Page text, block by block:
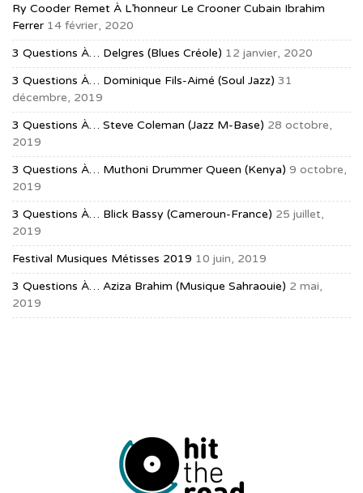
Ry Cooder Remet À L’honneur Le Crooner Cubain Ibrahim
Ferrer 14 février, 2020
3 Questions À… Delgres (blues Créole) 12 janvier, 2020
3 Questions À… Dominique Fils-Aimé (soul Jazz) 31
décembre, 2019
3 Questions À… Steve Coleman (jazz M-Base) 28 octobre,
2019
3 Questions À… Muthoni Drummer Queen (Kenya) 9 octobre,
2019
3 Questions À… Blick Bassy (Cameroun-France) 25 juillet,
2019
Festival Musiques Métisses 2019 10 juin, 2019
3 Questions À… Aziza Brahim (musique Sahraouie) 2 mai,
2019